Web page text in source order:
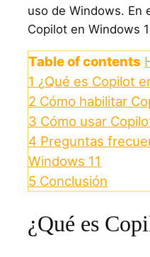
uso de Windows. En
Copilot en Windows
Table of contents
1 ¿Qué es Copilot
2 Cómo habilitar
3 Cómo usar
4 Preguntas
Windows 11
5 Conclusión
¿Qué es